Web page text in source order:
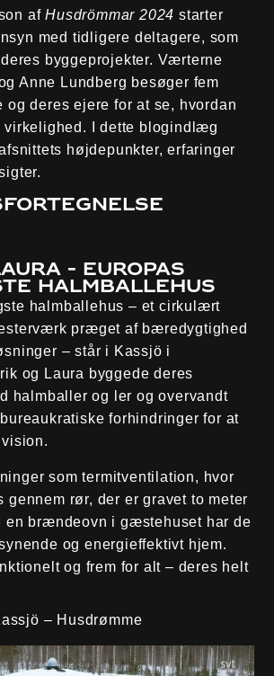
afHusdrömmar 2024 starter
med tidligere deltagere, som
byggeprojekter. Værterne
Anne Lundberg besøger fem
og deres ejere for at se, hvordan
virkelighed. I dette blogindlæg
højdepunkter, erfaringer
- Europas
halmballehus
halmballehus – et cirkulært
præget af bæredygtighed
– står i Kassjö i
og Laura byggede deres
halmballer og ler og overvandt
forhindringer for at
som termitventilation, hvor
gennem rør, der er gravet to meter
en brændeovn i gæstehuset har de
og energieffektivt hjem.
og frem for alt – deres helt
– Husdrømme